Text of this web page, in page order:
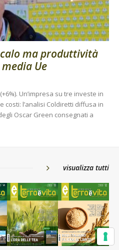
ma produttività
Ue
Un’impresa su tre investe in
l’analisi Coldiretti diffusa in
Oscar Green consegnati a
visualizza tutti